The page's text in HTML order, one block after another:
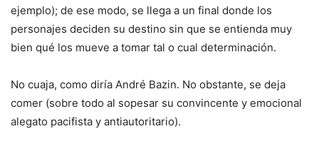
ejemplo); de ese modo, se llega a un final donde los
personajes deciden su destino sin que se entienda muy
bien qué los mueve a tomar tal o cual determinación.
No cuaja, como diría André Bazin. No obstante, se deja
comer (sobre todo al sopesar su convincente y emocional
alegato pacifista y antiautoritario).